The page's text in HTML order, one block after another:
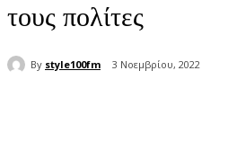
τους πολίτες
By style100fm 3 Νοεμβρίου, 2022